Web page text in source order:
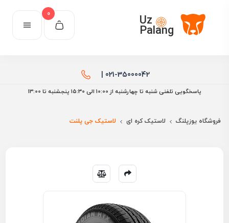
Uz
Palang
0
021-35000042 |
پاسخگویی تلفنی شنبه تا چهارشنبه از 10:00 الی ۱۵:30 پنجشنبه تا 13:00
فروشگاه یوزپلنگ لاستیک کره ای لاستیک جی پلنت